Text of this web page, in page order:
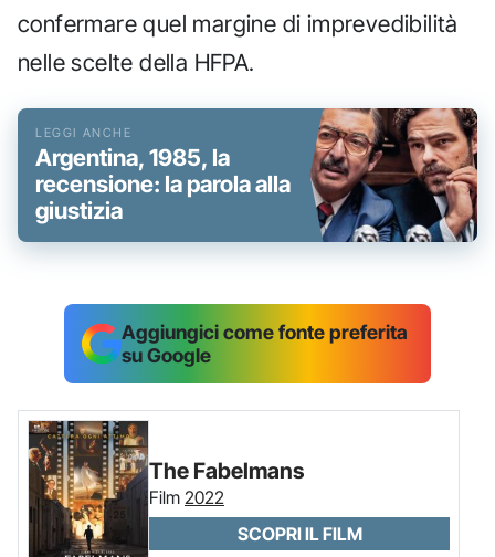
confermare quel margine di imprevedibilità
nelle scelte della HFPA.
Argentina, 1985, la
recensione: la parola alla
giustizia
Aggiungici come fonte preferita
su Google
The Fabelmans
Film 2022
SCOPRI IL FILM